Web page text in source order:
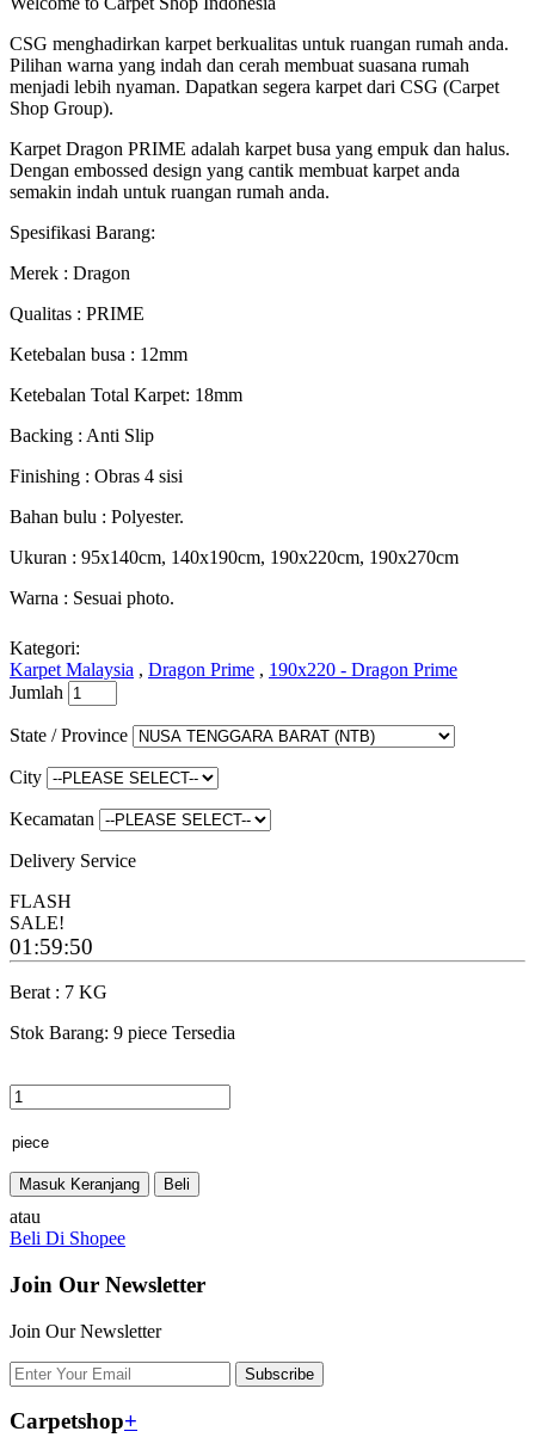
CSG menghadirkan karpet berkualitas untuk ruangan rumah anda.
Pilihan warna yang indah dan cerah membuat suasana rumah
menjadi lebih nyaman. Dapatkan segera karpet dari CSG (Carpet
Shop Group).
Karpet Dragon PRIME adalah karpet busa yang empuk dan halus.
Dengan embossed design yang cantik membuat karpet anda
semakin indah untuk ruangan rumah anda.
Spesifikasi Barang:
Merek : Dragon
Qualitas : PRIME
Ketebalan busa : 12mm
Ketebalan Total Karpet: 18mm
Backing : Anti Slip
Finishing : Obras 4 sisi
Bahan bulu : Polyester.
Ukuran : 95x140cm, 140x190cm, 190x220cm, 190x270cm
Warna : Sesuai photo.
Kategori:
Karpet Malaysia , Dragon Prime , 190x220 - Dragon Prime
Jumlah
State / Province
City
Kecamatan
Delivery Service
FLASH
SALE!
01:59:49
Berat : 7 KG
Stok Barang: 9 piece Tersedia
Masuk Keranjang Beli
atau
Beli Di Shopee
Join Our Newsletter
Join Our Newsletter
Subscribe
Carpetshop+